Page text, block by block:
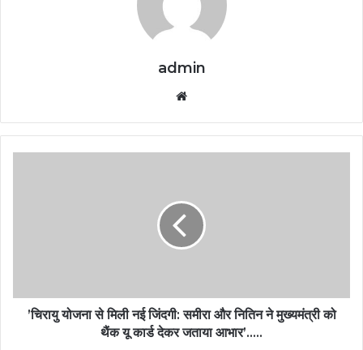
admin
’चिरायु योजना से मिली नई जिंदगी: समीरा और नितिन ने मुख्यमंत्री को
थैंक यू कार्ड देकर जताया आभार’…..